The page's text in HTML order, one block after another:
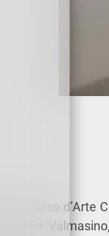
Concorso
della